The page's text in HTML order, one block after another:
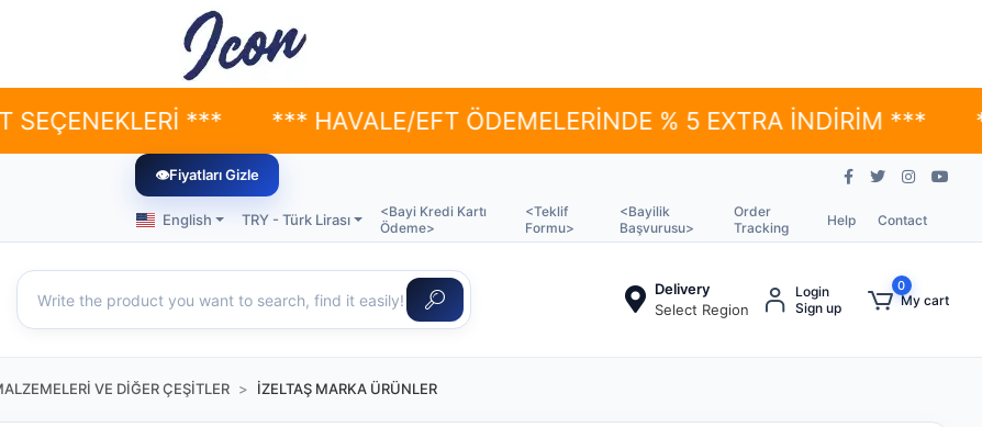
*** *** HAVALE/EFT ÖDEMELERİNDE % 5 EXTRA İNDİRİM *** ***
👁Fiyatları Gizle
English TRY - Türk Lirası
<Bayi Kredi Kartı
Ödeme>
<Teklif
Formu>
<Bayilik
Başvurusu>
Order
Tracking
Help Contact
Delivery
Select Region
Login
Sign up
0
My cart
VE DİĞER ÇEŞİTLER İZELTAŞ MARKA ÜRÜNLER